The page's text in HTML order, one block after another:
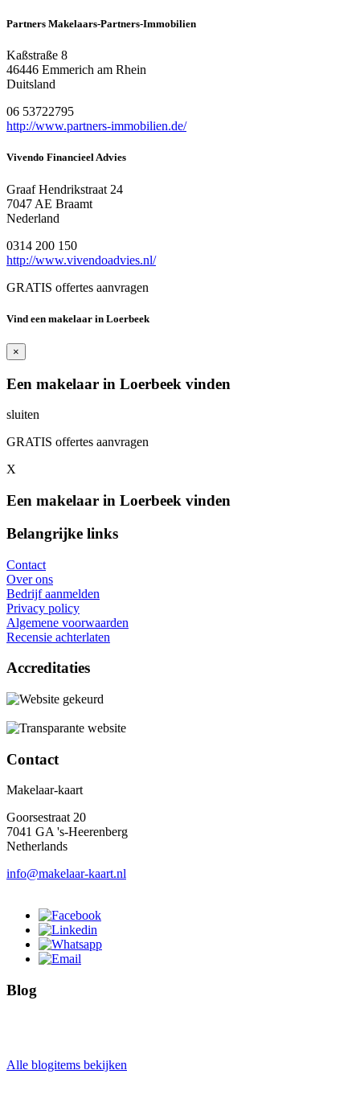
Partners Makelaars-Partners-Immobilien
Kaßstraße 8
46446 Emmerich am Rhein
Duitsland
06 53722795
http://www.partners-immobilien.de/
Vivendo Financieel Advies
Graaf Hendrikstraat 24
7047 AE Braamt
Nederland
0314 200 150
http://www.vivendoadvies.nl/
GRATIS offertes aanvragen
Vind een makelaar in Loerbeek
×
Een makelaar in Loerbeek vinden
sluiten
GRATIS offertes aanvragen
X
Een makelaar in Loerbeek vinden
Belangrijke links
Contact
Over ons
Bedrijf aanmelden
Privacy policy
Algemene voorwaarden
Recensie achterlaten
Accreditaties
Contact
Makelaar-kaart
Goorsestraat 20
7041 GA 's-Heerenberg
Netherlands
info@makelaar-kaart.nl
Blog
Alle blogitems bekijken